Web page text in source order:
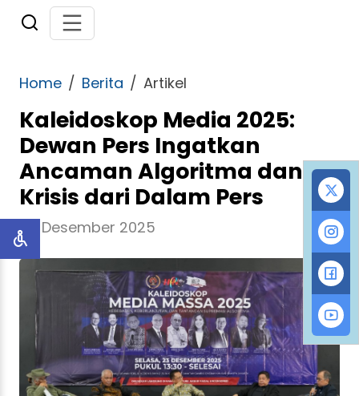
Home Berita Artikel
Kaleidoskop Media 2025:
Dewan Pers Ingatkan
Ancaman Algoritma dan
Krisis dari Dalam Pers
24 Desember 2025